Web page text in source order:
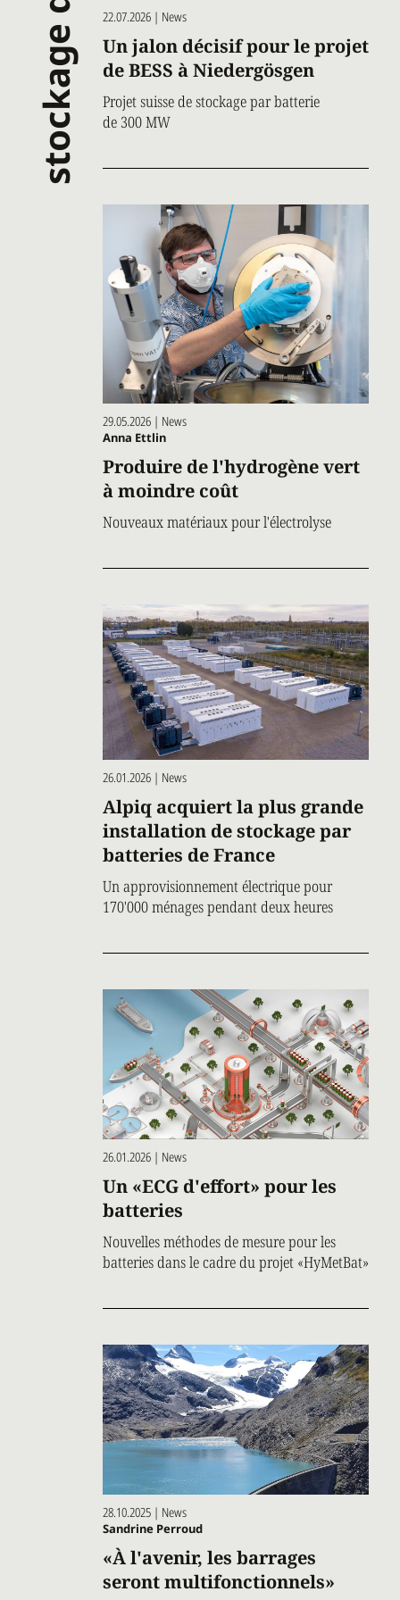
22.07.2026 | News
Un jalon décisif pour le projet
de BESS à Niedergösgen
Projet suisse de stockage par batterie
de 300 MW
29.05.2026 | News
Anna Ettlin
Produire de l'hydrogène vert
à moindre coût
Nouveaux matériaux pour l'électrolyse
26.01.2026 | News
Alpiq acquiert la plus grande
installation de stockage par
batteries de France
Un approvisionnement électrique pour
170'000 ménages pendant deux heures
26.01.2026 | News
Un «ECG d'effort» pour les
batteries
Nouvelles méthodes de mesure pour les
batteries dans le cadre du projet «HyMetBat»
28.10.2025 | News
Sandrine Perroud
«À l'avenir, les barrages
seront multifonctionnels»